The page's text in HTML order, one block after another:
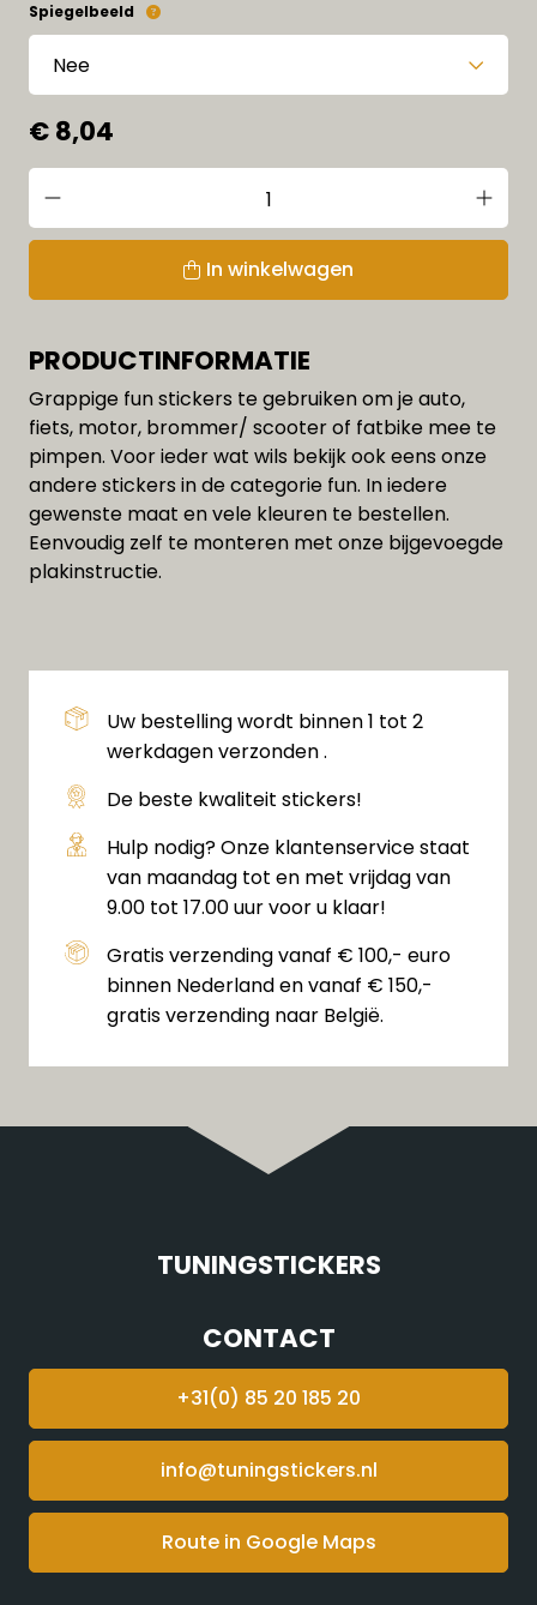
Spiegelbeeld
€ 8,04
In winkelwagen
PRODUCTINFORMATIE
Grappige fun stickers te gebruiken om je auto,
fiets, motor, brommer/ scooter of fatbike mee te
pimpen. Voor ieder wat wils bekijk ook eens onze
andere stickers in de categorie fun. In iedere
gewenste maat en vele kleuren te bestellen.
Eenvoudig zelf te monteren met onze bijgevoegde
plakinstructie.
Uw bestelling wordt binnen 1 tot 2
werkdagen verzonden .
De beste kwaliteit stickers!
Hulp nodig? Onze klantenservice staat
van maandag tot en met vrijdag van
9.00 tot 17.00 uur voor u klaar!
Gratis verzending vanaf € 100,- euro
binnen Nederland en vanaf € 150,-
gratis verzending naar België.
TUNINGSTICKERS
CONTACT
+31(0) 85 20 185 20
info@tuningstickers.nl
Route in Google Maps